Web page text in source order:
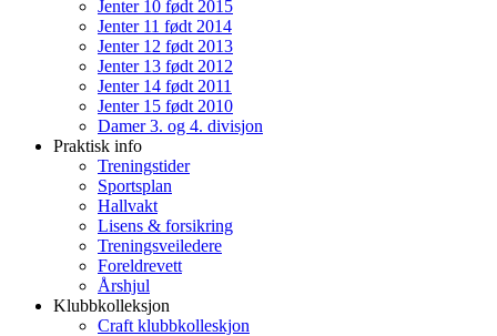
Jenter 10 født 2015
Jenter 11 født 2014
Jenter 12 født 2013
Jenter 13 født 2012
Jenter 14 født 2011
Jenter 15 født 2010
Damer 3. og 4. divisjon
Praktisk info
Treningstider
Sportsplan
Hallvakt
Lisens & forsikring
Treningsveiledere
Foreldrevett
Årshjul
Klubbkolleksjon
Craft klubbkolleskjon